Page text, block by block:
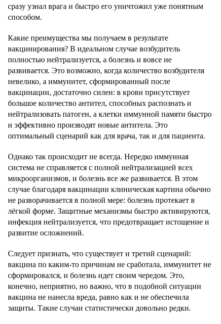
сразу узнал врага и быстро его уничтожил уже понятным
способом.
Какие преимущества мы получаем в результате
вакцинирования? В идеальном случае возбудитель
полностью нейтрализуется, а болезнь и вовсе не
развивается. Это возможно, когда количество возбудителя
невелико, а иммунитет, сформированный после
вакцинации, достаточно силен: в крови присутствует
большое количество антител, способных распознать и
нейтрализовать патоген, а клетки иммунной памяти быстро
и эффективно производят новые антитела. Это
оптимальный сценарий как для врача, так и для пациента.
Однако так происходит не всегда. Нередко иммунная
система не справляется с полной нейтрализацией всех
микроорганизмов, и болезнь все же развивается. В этом
случае благодаря вакцинации клиническая картина обычно
не разворачивается в полной мере: болезнь протекает в
лёгкой форме. Защитные механизмы быстро активируются,
инфекция нейтрализуется, что предотвращает истощение и
развитие осложнений.
Следует признать, что существует и третий сценарий:
вакцина по каким-то причинам не сработала, иммунитет не
сформировался, и болезнь идет своим чередом. Это,
конечно, неприятно, но важно, что в подобной ситуации
вакцина не нанесла вреда, равно как и не обеспечила
защиты. Такие случаи статистически довольно редки.